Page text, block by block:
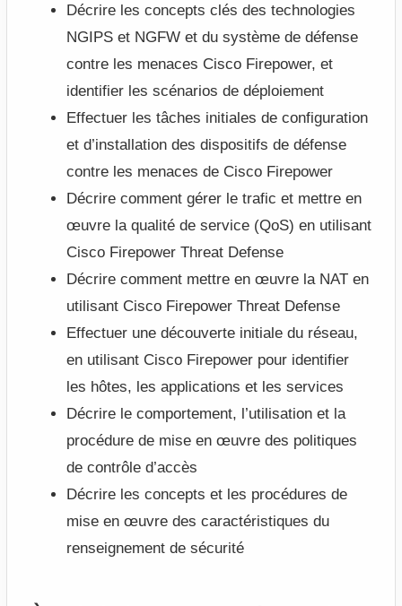
Décrire les concepts clés des technologies
NGIPS et NGFW et du système de défense
contre les menaces Cisco Firepower, et
identifier les scénarios de déploiement
Effectuer les tâches initiales de configuration
et d’installation des dispositifs de défense
contre les menaces de Cisco Firepower
Décrire comment gérer le trafic et mettre en
œuvre la qualité de service (QoS) en utilisant
Cisco Firepower Threat Defense
Décrire comment mettre en œuvre la NAT en
utilisant Cisco Firepower Threat Defense
Effectuer une découverte initiale du réseau,
en utilisant Cisco Firepower pour identifier
les hôtes, les applications et les services
Décrire le comportement, l’utilisation et la
procédure de mise en œuvre des politiques
de contrôle d’accès
Décrire les concepts et les procédures de
mise en œuvre des caractéristiques du
renseignement de sécurité